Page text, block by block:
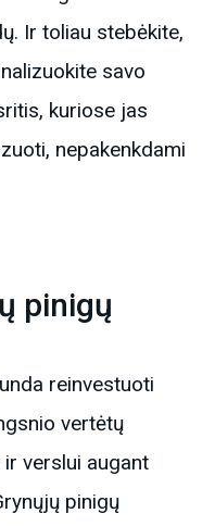
Ir toliau stebėkite,
savo
kuriose jas
nepakenkdami
pinigų
reinvestuoti
vertėtų
verslui augant
pinigų